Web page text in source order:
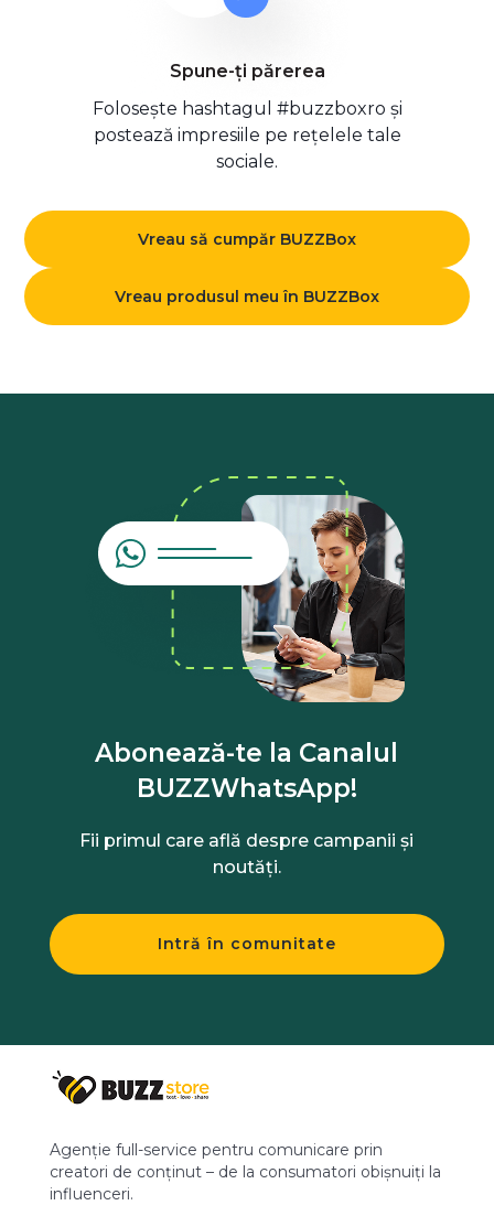
Spune-ți părerea
Folosește hashtagul #buzzboxro și
postează impresiile pe rețelele tale
sociale.
Vreau să cumpăr BUZZBox
Vreau produsul meu în BUZZBox
Abonează-te la Canalul
BUZZWhatsApp!
Fii primul care află despre campanii și
noutăți.
Intră în comunitate
Agenție full-service pentru comunicare prin
creatori de conținut – de la consumatori obișnuiți la
influenceri.